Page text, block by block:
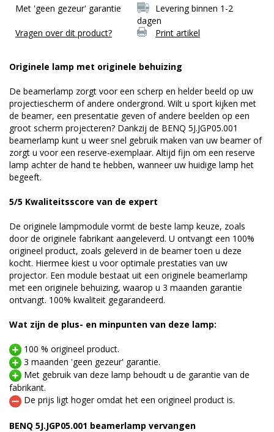
Met 'geen gezeur' garantie
Levering binnen 1-2
dagen
Vragen over dit product?
Print artikel
Originele lamp met originele behuizing
De beamerlamp zorgt voor een scherp en helder beeld op uw
projectiescherm of andere ondergrond. Wilt u sport kijken met
de beamer, een presentatie geven of andere beelden op een
groot scherm projecteren? Dankzij de BENQ 5J.JGP05.001
beamerlamp kunt u weer snel gebruik maken van uw beamer of
zorgt u voor een reserve-exemplaar. Altijd fijn om een reserve
lamp achter de hand te hebben, wanneer uw huidige lamp het
begeeft.
5/5 Kwaliteitsscore van de expert
De originele lampmodule vormt de beste lamp keuze, zoals
door de originele fabrikant aangeleverd. U ontvangt een 100%
origineel product, zoals geleverd in de beamer toen u deze
kocht. Hiermee kiest u voor optimale prestaties van uw
projector. Een module bestaat uit een originele beamerlamp
met een originele behuizing, waarop u 3 maanden garantie
ontvangt. 100% kwaliteit gegarandeerd.
Wat zijn de plus- en minpunten van deze lamp:
100 % origineel product.
3 maanden 'geen gezeur' garantie.
Met gebruik van deze lamp behoudt u de garantie van de
fabrikant.
De prijs ligt hoger omdat het een origineel product is.
BENQ 5J.JGP05.001 beamerlamp vervangen